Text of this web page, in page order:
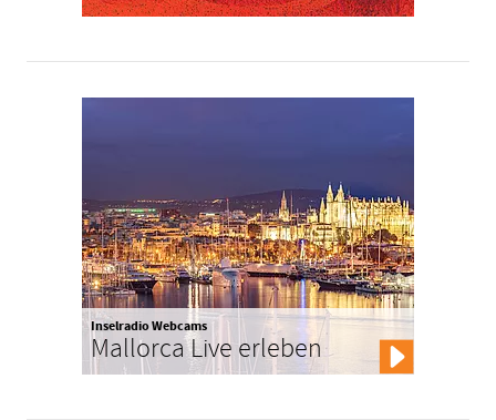
Inselradio Webcams
Mallorca Live erleben